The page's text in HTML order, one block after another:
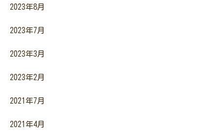
2023年8月
2023年7月
2023年3月
2023年2月
2021年7月
2021年4月